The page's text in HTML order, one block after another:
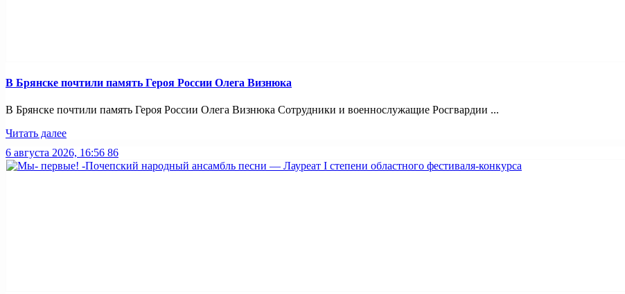
В Брянске почтили память Героя России Олега Визнюка
В Брянске почтили память Героя России Олега Визнюка Сотрудники и военнослужащие Росгвардии ...
Читать далее
6 августа 2026, 16:56 86